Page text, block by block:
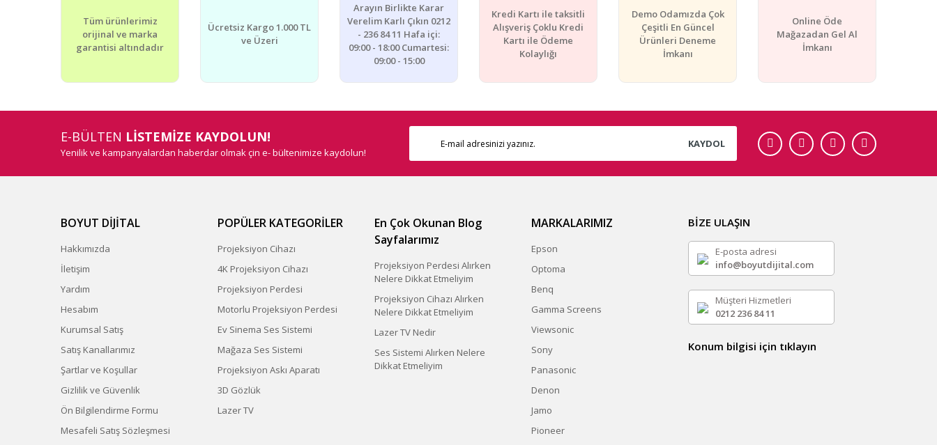
Tüm ürünlerimiz
orijinal ve marka
garantisi altındadır
Ücretsiz Kargo 1.000 TL
ve Üzeri
Arayın Birlikte Karar
Verelim Karlı Çıkın 0212
- 236 84 11 Hafa içi:
09:00 - 18:00 Cumartesi:
09:00 - 15:00
Kredi Kartı ile taksitli
Alışveriş Çoklu Kredi
Kartı ile Ödeme
Kolaylığı
Demo Odamızda Çok
Çeşitli En Güncel
Ürünleri Deneme
İmkanı
Online Öde
Mağazadan Gel Al
İmkanı
E-BÜLTEN LİSTEMİZE KAYDOLUN!
Yenilik ve kampanyalardan haberdar olmak çin e- bültenimize kaydolun!
KAYDOL
BOYUT DİJİTAL
Hakkımızda
İletişim
Yardım
Hesabım
Kurumsal Satış
Satış Kanallarımız
Şartlar ve Koşullar
Gizlilik ve Güvenlik
Ön Bilgilendirme Formu
Mesafeli Satış Sözleşmesi
POPÜLER KATEGORİLER
Projeksiyon Cihazı
4K Projeksiyon Cihazı
Projeksiyon Perdesi
Motorlu Projeksiyon Perdesi
Ev Sinema Ses Sistemi
Mağaza Ses Sistemi
Projeksiyon Askı Aparatı
3D Gözlük
Lazer TV
En Çok Okunan Blog
Sayfalarımız
Projeksiyon Perdesi Alırken
Nelere Dikkat Etmeliyim
Projeksiyon Cihazı Alırken
Nelere Dikkat Etmeliyim
Lazer TV Nedir
Ses Sistemi Alırken Nelere
Dikkat Etmeliyim
MARKALARIMIZ
Epson
Optoma
Benq
Gamma Screens
Viewsonic
Sony
Panasonic
Denon
Jamo
Pioneer
BİZE ULAŞIN
E-posta adresi
info@boyutdijital.com
Müşteri Hizmetleri
0212 236 84 11
Konum bilgisi için tıklayın